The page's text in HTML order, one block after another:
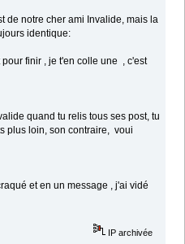
de notre cher ami Invalide, mais la
identique:
finir , je t'en colle une , c'est
quand tu relis tous ses post, tu
plus loin, son contraire, voui
et en un message , j'ai vidé
IP archivée